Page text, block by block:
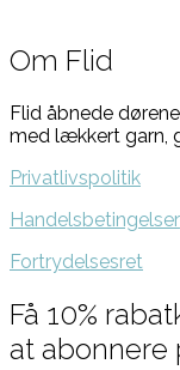
Om Flid
Flid åbnede
med lækkert garn,
Privatlivspolitik
Handelsbetingelser
Fortrydelsesret
Få 10%
at abonnere